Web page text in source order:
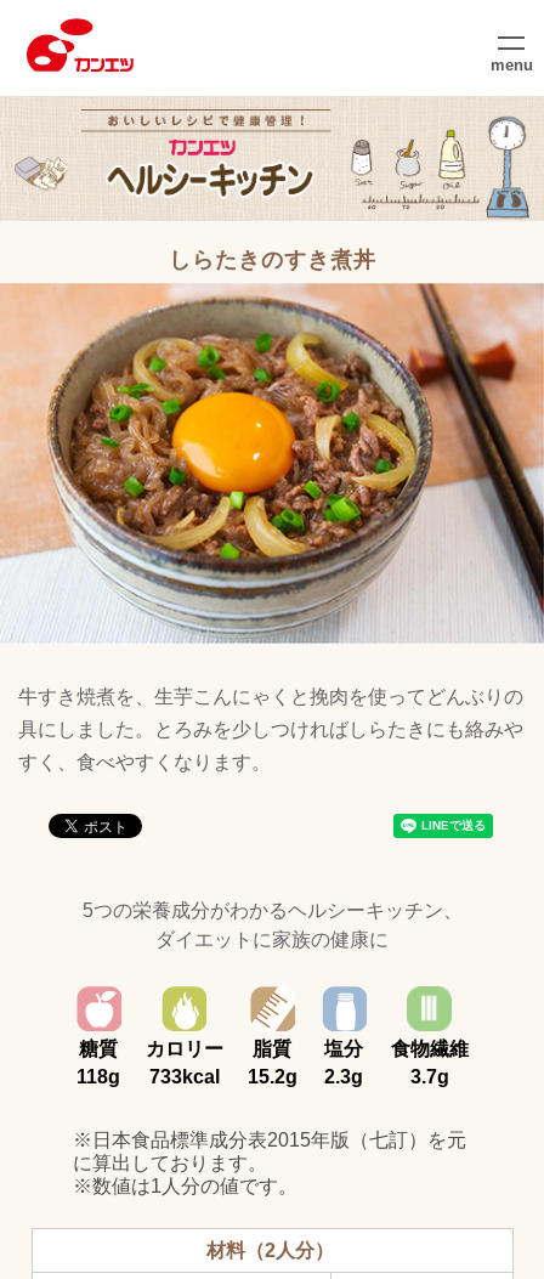
menu
しらたきのすき煮丼
牛すき焼煮を、生芋こんにゃくと挽肉を使ってどんぶりの
具にしました。とろみを少しつければしらたきにも絡みや
すく、食べやすくなります。
5つの栄養成分がわかるヘルシーキッチン、
ダイエットに家族の健康に
糖質
118g
カロリー
733kcal
脂質
15.2g
塩分
2.3g
食物繊維
3.7g
※日本食品標準成分表2015年版（七訂）を元
に算出しております。
※数値は1人分の値です。
材料（2人分）